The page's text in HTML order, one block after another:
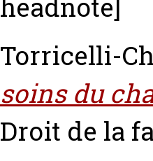
headnote]
Torricelli-
soins du
Droit de la